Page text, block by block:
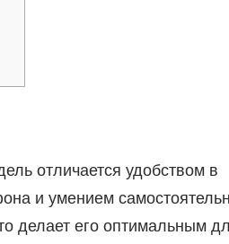
отличается удобством в
и умением
делает его оптимальным